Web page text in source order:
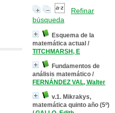
Refinar
búsqueda
Esquema de la
matemática actual /
TITCHMARSH, E
Fundamentos de
análisis matemático /
FERNÁNDEZ VAL, Walter
v.1. Mikrakys,
matemática quinto año (5º)